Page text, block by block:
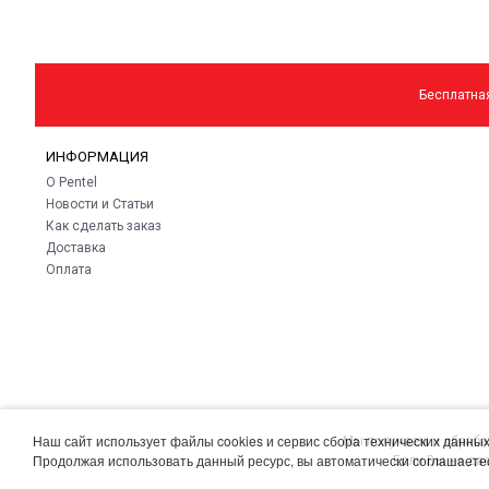
ИНФОРМАЦИЯ
О Pentel
Новости и Статьи
Как сделать заказ
Доставка
Оплата
Мы получаем и
Если Вы не
Наш сайт использует файлы cookies и сервис сбора технических
Продолжая использовать данный ресурс, вы автоматически